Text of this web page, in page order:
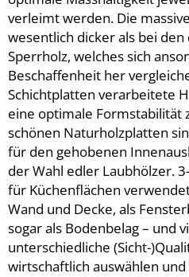
verleimt werden. Die
wesentlich dicker als bei
Sperrholz, welches sich
Beschaffenheit her
Schichtplatten verarbeitete
eine optimale Formstabilität
schönen Naturholzplatten
für den gehobenen
der Wahl edler Laubhölzer.
für Küchenflächen
Wand und Decke, als
sogar als Bodenbelag – und
unterschiedliche (Sicht-
wirtschaftlich auswählen